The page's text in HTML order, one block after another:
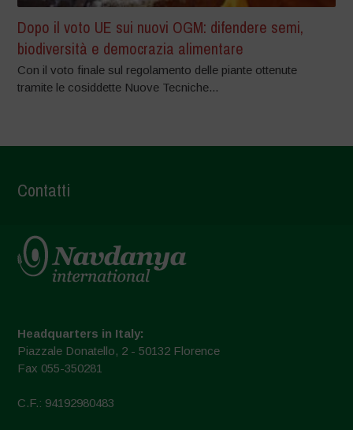
Dopo il voto UE sui nuovi OGM: difendere semi,
biodiversità e democrazia alimentare
Con il voto finale sul regolamento delle piante ottenute
tramite le cosiddette Nuove Tecniche...
Contatti
Headquarters in Italy:
Piazzale Donatello, 2 - 50132 Florence
Fax 055-350281
C.F.: 94192980483